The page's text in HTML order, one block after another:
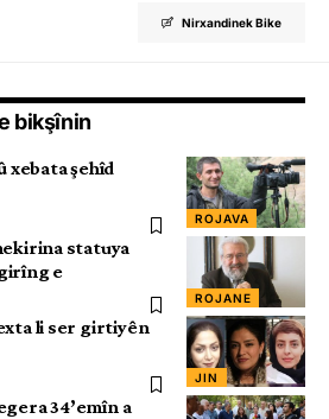
Nirxandinek Bike
bikşînin
ROJAVA
xebata şehîd
ROJANE
statuya
e
JIN
li ser girtiyên
34’emîn a